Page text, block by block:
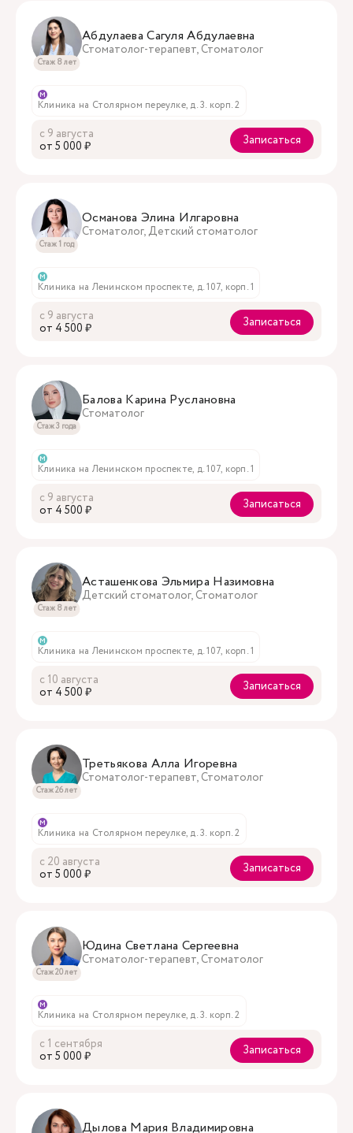
Стаж 8 лет
Абдулаева Сагуля Абдулаевна
Стоматолог-терапевт, Стоматолог
м
Клиника на Столярном переулке, д. 3. корп. 2
с 9 августа
oт 5 000 ₽
Записаться
Стаж 1 год
Османова Элина Илгаровна
Стоматолог, Детский стоматолог
м
Клиника на Ленинском проспекте, д. 107, корп. 1
с 9 августа
oт 4 500 ₽
Записаться
Стаж 3 года
Балова Карина Руслановна
Стоматолог
м
Клиника на Ленинском проспекте, д. 107, корп. 1
с 9 августа
oт 4 500 ₽
Записаться
Стаж 8 лет
Асташенкова Эльмира Назимовна
Детский стоматолог, Стоматолог
м
Клиника на Ленинском проспекте, д. 107, корп. 1
с 10 августа
oт 4 500 ₽
Записаться
Стаж 26 лет
Третьякова Алла Игоревна
Стоматолог-терапевт, Стоматолог
м
Клиника на Столярном переулке, д. 3. корп. 2
с 20 августа
oт 5 000 ₽
Записаться
Стаж 20 лет
Юдина Светлана Сергеевна
Стоматолог-терапевт, Стоматолог
м
Клиника на Столярном переулке, д. 3. корп. 2
с 1 сентября
oт 5 000 ₽
Записаться
Дылова Мария Владимировна